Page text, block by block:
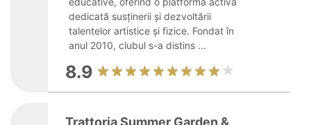
dedicată susținerii și dezvoltării
talentelor artistice și fizice. Fondat în
anul 2010, clubul s-a distins ...
8.9
Trattoria Summer Garden &